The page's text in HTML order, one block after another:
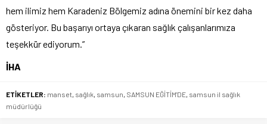
hem ilimiz hem Karadeniz Bölgemiz adına önemini bir kez daha
gösteriyor. Bu başarıyı ortaya çıkaran sağlık çalışanlarımıza
teşekkür ediyorum.”
İHA
ETİKETLER: manset, sağlık, samsun, SAMSUN EĞİTİM'DE, samsun il sağlık
müdürlüğü